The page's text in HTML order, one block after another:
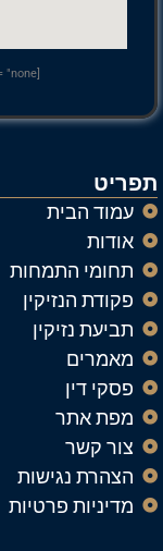
תפריט
עמוד הבית
אודות
תחומי התמחות
פקודת הנזיקין
תביעת נזיקין
מאמרים
פסקי דין
מפת אתר
צור קשר
הצהרת נגישות
מדיניות פרטיות